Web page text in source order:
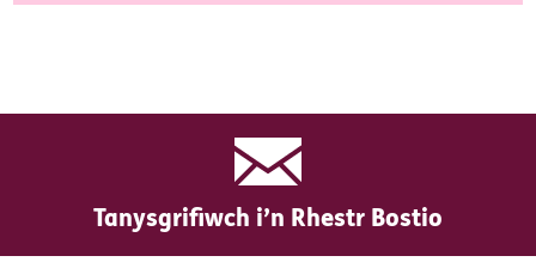
Tanysgrifiwch i’n Rhestr Bostio